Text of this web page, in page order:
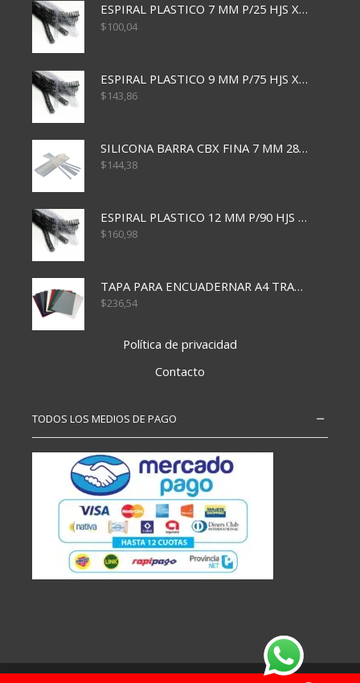
ESPIRAL PLASTICO 7 MM P/25 HJS X50x3000
$100,04
ESPIRAL PLASTICO 9 MM P/75 HJS X50X2400
$143,86
SILICONA BARRA CBX FINA 7 MM 28 CM
$144,38
ESPIRAL PLASTICO 12 MM P/90 HJS X50X1500
$160,98
TAPA PARA ENCUADERNAR A4 TRANSP x50x500
$236,54
Política de privacidad
Contacto
TODOS LOS MEDIOS DE PAGO